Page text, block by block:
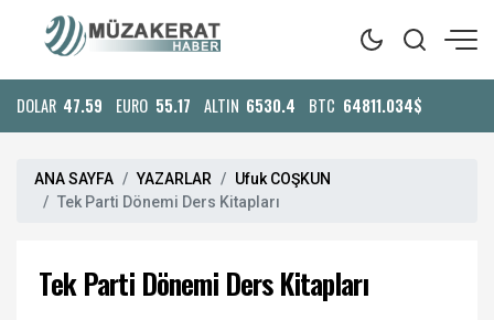
DOLAR 47.59 EURO 55.17 ALTIN 6530.4 BTC 64811.034$
ANA SAYFA YAZARLAR
Ufuk COŞKUN
Tek Parti Dönemi Ders Kitapları
Tek Parti Dönemi Ders Kitapları